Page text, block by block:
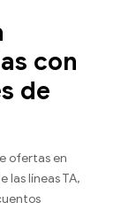
con
de
ofertas en
las líneas TA,